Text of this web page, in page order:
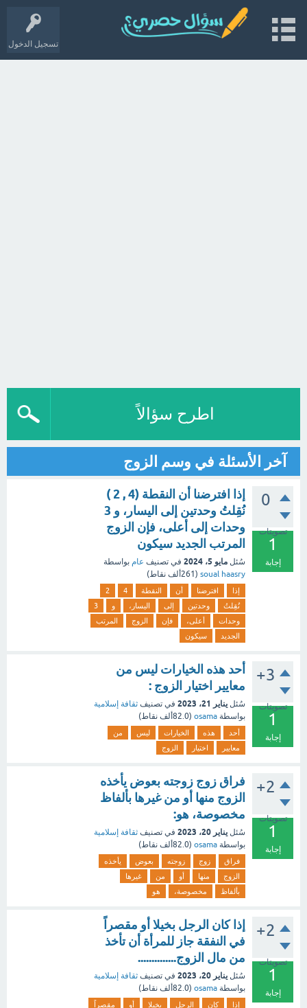
تسجيل الدخول
اطرح سؤالاً
آخر الأسئلة في وسم الزوج
0
تصويتات
1
إجابة
إذا افترضنا أن النقطة (4 , 2 )
نُقِلتُ وحدتين إلى اليسار، و 3
وحدات إلى أعلى، فإن الزوج
المرتب الجديد سيكون
سُئل مايو 5، 2024 في تصنيف عام بواسطة
soual haasry
( 261ألف نقاط)
إذا افترضنا أن النقطة 4
2
نُقِلتُ
وحدتين إلى اليسار، و
3
وحدات
أعلى، فإن الزوج
المرتب
الجديد
سيكون
+3
تصويتات
1
إجابة
أحد هذه الخيارات ليس من
معايير اختيار الزوج :
سُئل يناير 21، 2023 في تصنيف ثقافة إسلامية
بواسطة osama
(82.0ألف نقاط)
أحد هذه الخيارات ليس
من
معايير
اختيار الزوج
+2
تصويتات
1
إجابة
فراق زوج زوجته بعوض يأخذه
الزوج منها أو من غيرها بألفاظ
مخصوصة، هو:
سُئل يناير 20، 2023 في تصنيف ثقافة إسلامية
بواسطة osama
(82.0ألف نقاط)
فراق زوج زوجته بعوض
يأخذه
الزوج
منها أو من
غيرها
بألفاظ
مخصوصة، هو
+2
تصويتات
1
إجابة
إذا كان الرجل بخيلا أو مقصراً
في النفقة جاز للمرأة أن تأخذ
من مال الزوج..............
سُئل يناير 20، 2023 في تصنيف ثقافة إسلامية
بواسطة osama
(82.0ألف نقاط)
إذا كان الرجل بخيلا أو
مقصراً